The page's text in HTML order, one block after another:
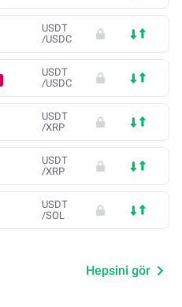
USDT
/USDC
USDT
/USDC
USDT
/XRP
USDT
/XRP
USDT
/SOL
Hepsini gör